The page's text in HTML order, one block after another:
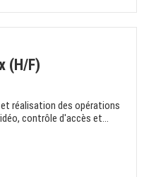
(H/F)
réalisation des opérations
contrôle d'accès et...